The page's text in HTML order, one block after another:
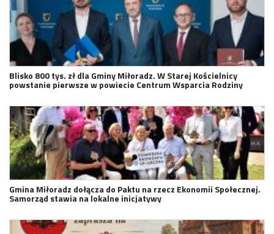
Blisko 800 tys. zł dla Gminy Miłoradz. W Starej Kościelnicy
powstanie pierwsze w powiecie Centrum Wsparcia Rodziny
Gmina Miłoradz dołącza do Paktu na rzecz Ekonomii Społecznej.
Samorząd stawia na lokalne inicjatywy